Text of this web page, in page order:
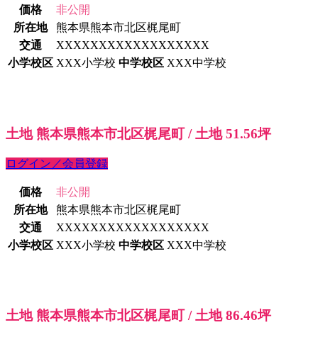
価格
非公開
所在地
熊本県熊本市北区梶尾町
交通
XXXXXXXXXXXXXXXXXX
小学校区 XXX小学校 中学校区 XXX中学校
土地 熊本県熊本市北区梶尾町 / 土地 51.56坪
ログイン／会員登録
価格
非公開
所在地
熊本県熊本市北区梶尾町
交通
XXXXXXXXXXXXXXXXXX
小学校区 XXX小学校 中学校区 XXX中学校
土地 熊本県熊本市北区梶尾町 / 土地 86.46坪